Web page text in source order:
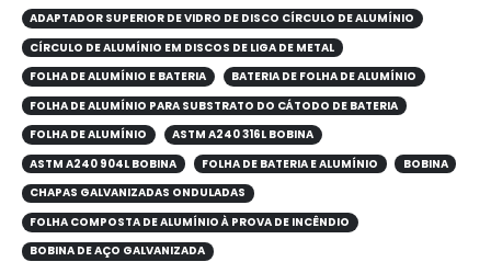
ADAPTADOR SUPERIOR DE VIDRO DE DISCO CÍRCULO DE ALUMÍNIO
CÍRCULO DE ALUMÍNIO EM DISCOS DE LIGA DE METAL
FOLHA DE ALUMÍNIO E BATERIA
BATERIA DE FOLHA DE ALUMÍNIO
FOLHA DE ALUMÍNIO PARA SUBSTRATO DO CÁTODO DE BATERIA
FOLHA DE ALUMÍNIO
ASTM A240 316L BOBINA
ASTM A240 904L BOBINA
FOLHA DE BATERIA E ALUMÍNIO
BOBINA
CHAPAS GALVANIZADAS ONDULADAS
FOLHA COMPOSTA DE ALUMÍNIO À PROVA DE INCÊNDIO
BOBINA DE AÇO GALVANIZADA